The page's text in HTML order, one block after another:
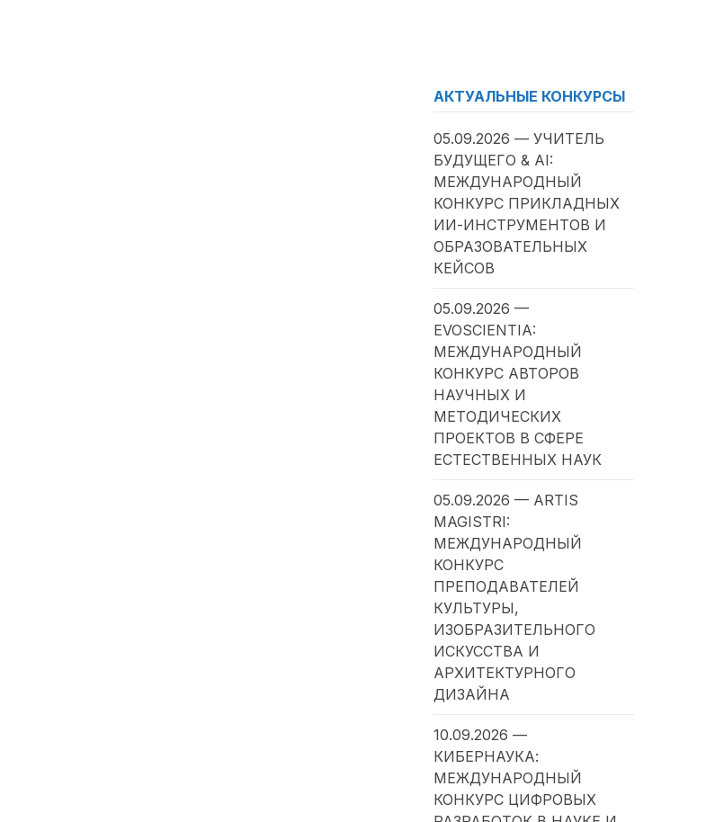
АКТУАЛЬНЫЕ КОНКУРСЫ
05.09.2026 — УЧИТЕЛЬ
БУДУЩЕГО & AI:
МЕЖДУНАРОДНЫЙ
КОНКУРС ПРИКЛАДНЫХ
ИИ-ИНСТРУМЕНТОВ И
ОБРАЗОВАТЕЛЬНЫХ
КЕЙСОВ
05.09.2026 —
EVOSCIENTIA:
МЕЖДУНАРОДНЫЙ
КОНКУРС АВТОРОВ
НАУЧНЫХ И
МЕТОДИЧЕСКИХ
ПРОЕКТОВ В СФЕРЕ
ЕСТЕСТВЕННЫХ НАУК
05.09.2026 — ARTIS
MAGISTRI:
МЕЖДУНАРОДНЫЙ
КОНКУРС
ПРЕПОДАВАТЕЛЕЙ
КУЛЬТУРЫ,
ИЗОБРАЗИТЕЛЬНОГО
ИСКУССТВА И
АРХИТЕКТУРНОГО
ДИЗАЙНА
10.09.2026 —
КИБЕРНАУКА:
МЕЖДУНАРОДНЫЙ
КОНКУРС ЦИФРОВЫХ